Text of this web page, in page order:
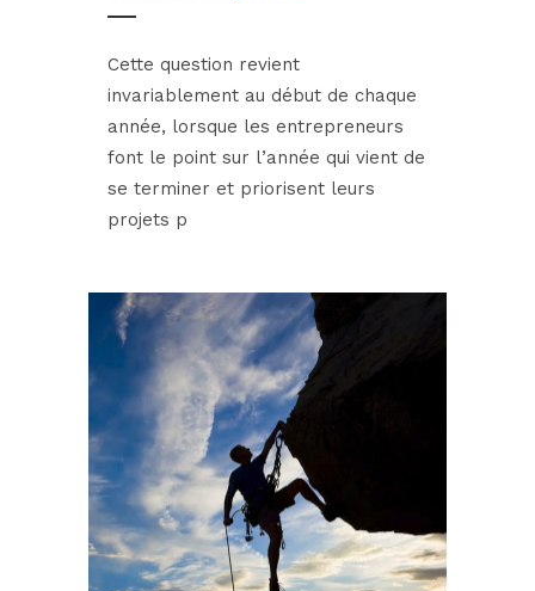
Cette question revient
invariablement au début de chaque
année, lorsque les entrepreneurs
font le point sur l’année qui vient de
se terminer et priorisent leurs
projets p